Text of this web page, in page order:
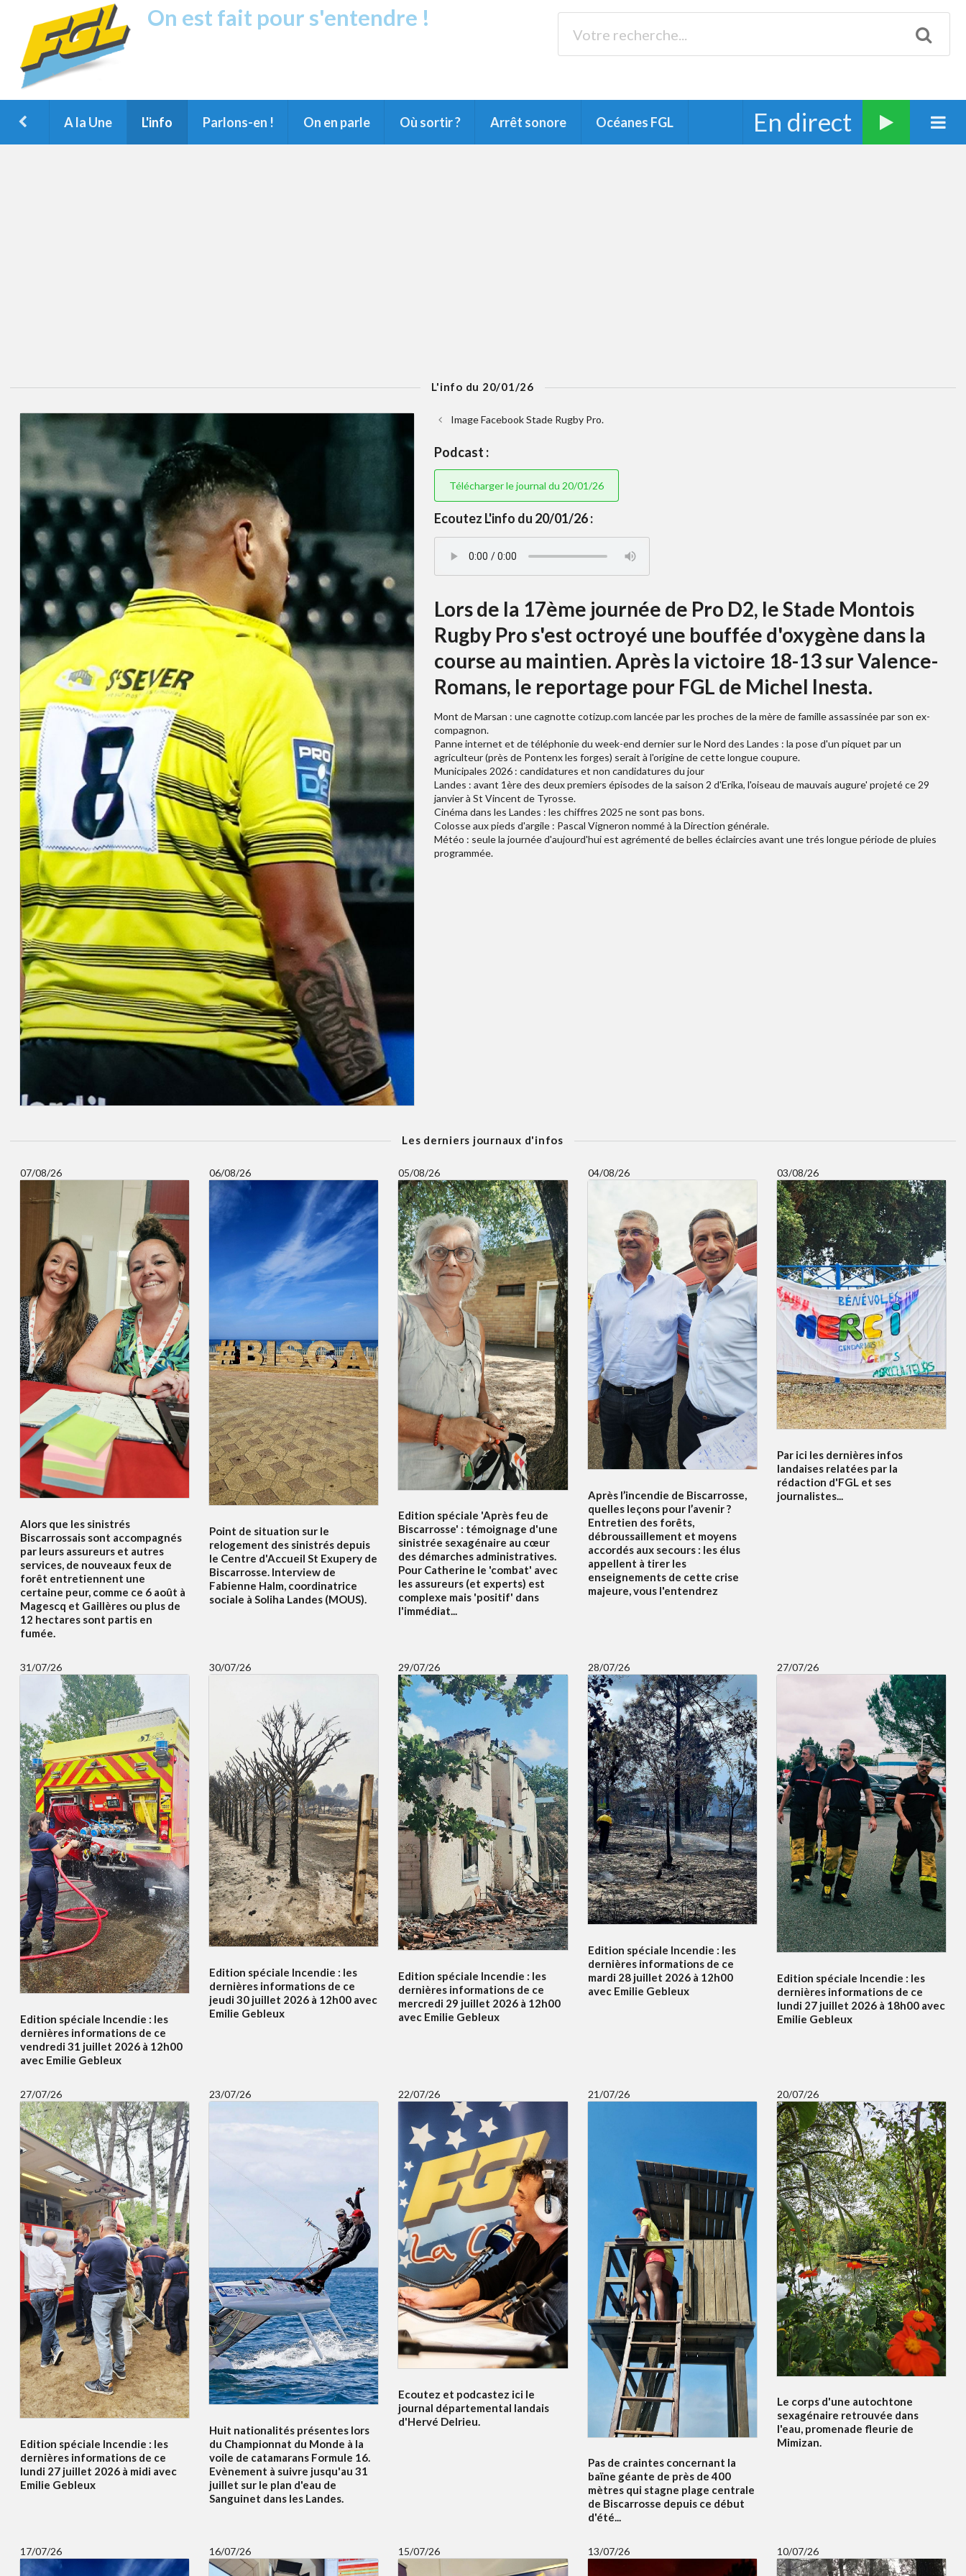
On est fait pour s'entendre !
A la Une L'info Parlons-en ! On en parle Où sortir ? Arrêt sonore Océanes FGL En direct
L'info du 20/01/26
Image Facebook Stade Rugby Pro.
Podcast :
Télécharger le journal du 20/01/26
Ecoutez L'info du 20/01/26 :
Lors de la 17ème journée de Pro D2, le Stade Montois
Rugby Pro s'est octroyé une bouffée d'oxygène dans la
course au maintien. Après la victoire 18-13 sur Valence-
Romans, le reportage pour FGL de Michel Inesta.
Mont de Marsan : une cagnotte cotizup.com lancée par les proches de la mère de famille assassinée par son ex-
compagnon.
Panne internet et de téléphonie du week-end dernier sur le Nord des Landes : la pose d'un piquet par un
agriculteur (près de Pontenx les forges) serait à l'origine de cette longue coupure.
Municipales 2026 : candidatures et non candidatures du jour
Landes : avant 1ère des deux premiers épisodes de la saison 2 d'Erika, l'oiseau de mauvais augure' projeté ce 29
janvier à St Vincent de Tyrosse.
Cinéma dans les Landes : les chiffres 2025 ne sont pas bons.
Colosse aux pieds d'argile : Pascal Vigneron nommé à la Direction générale.
Météo : seule la journée d'aujourd'hui est agrémenté de belles éclaircies avant une trés longue période de pluies
programmée.
Les derniers journaux d'infos
07/08/26
Alors que les sinistrés
Biscarrossais sont accompagnés
par leurs assureurs et autres
services, de nouveaux feux de
forêt entretiennent une
certaine peur, comme ce 6 août à
Magescq et Gaillères ou plus de
12 hectares sont partis en
fumée.
06/08/26
Point de situation sur le
relogement des sinistrés depuis
le Centre d'Accueil St Exupery de
Biscarrosse. Interview de
Fabienne Halm, coordinatrice
sociale à Soliha Landes (MOUS).
05/08/26
Edition spéciale 'Après feu de
Biscarrosse' : témoignage d'une
sinistrée sexagénaire au cœur
des démarches administratives.
Pour Catherine le 'combat' avec
les assureurs (et experts) est
complexe mais 'positif' dans
l'immédiat...
04/08/26
Après l’incendie de Biscarrosse,
quelles leçons pour l’avenir ?
Entretien des forêts,
débroussaillement et moyens
accordés aux secours : les élus
appellent à tirer les
enseignements de cette crise
majeure, vous l'entendrez
03/08/26
Par ici les dernières infos
landaises relatées par la
rédaction d'FGL et ses
journalistes...
31/07/26
Edition spéciale Incendie : les
dernières informations de ce
vendredi 31 juillet 2026 à 12h00
avec Emilie Gebleux
30/07/26
Edition spéciale Incendie : les
dernières informations de ce
jeudi 30 juillet 2026 à 12h00 avec
Emilie Gebleux
29/07/26
Edition spéciale Incendie : les
dernières informations de ce
mercredi 29 juillet 2026 à 12h00
avec Emilie Gebleux
28/07/26
Edition spéciale Incendie : les
dernières informations de ce
mardi 28 juillet 2026 à 12h00
avec Emilie Gebleux
27/07/26
Edition spéciale Incendie : les
dernières informations de ce
lundi 27 juillet 2026 à 18h00 avec
Emilie Gebleux
27/07/26
Edition spéciale Incendie : les
dernières informations de ce
lundi 27 juillet 2026 à midi avec
Emilie Gebleux
23/07/26
Huit nationalités présentes lors
du Championnat du Monde à la
voile de catamarans Formule 16.
Evènement à suivre jusqu'au 31
juillet sur le plan d'eau de
Sanguinet dans les Landes.
22/07/26
Ecoutez et podcastez ici le
journal départemental landais
d'Hervé Delrieu.
21/07/26
Pas de craintes concernant la
baïne géante de près de 400
mètres qui stagne plage centrale
de Biscarrosse depuis ce début
d'été...
20/07/26
Le corps d'une autochtone
sexagénaire retrouvée dans
l'eau, promenade fleurie de
Mimizan.
17/07/26 16/07/26 15/07/26 13/07/26 10/07/26